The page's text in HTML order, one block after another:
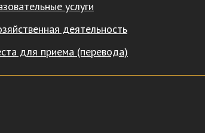
услуги
деятельность
для приема (перевода)